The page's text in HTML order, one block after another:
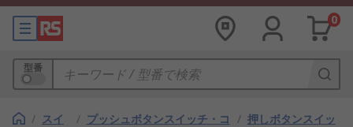
0
型番
/ スイ
/ プッシュボタンスイッチ・コ / 押しボタンスイッ